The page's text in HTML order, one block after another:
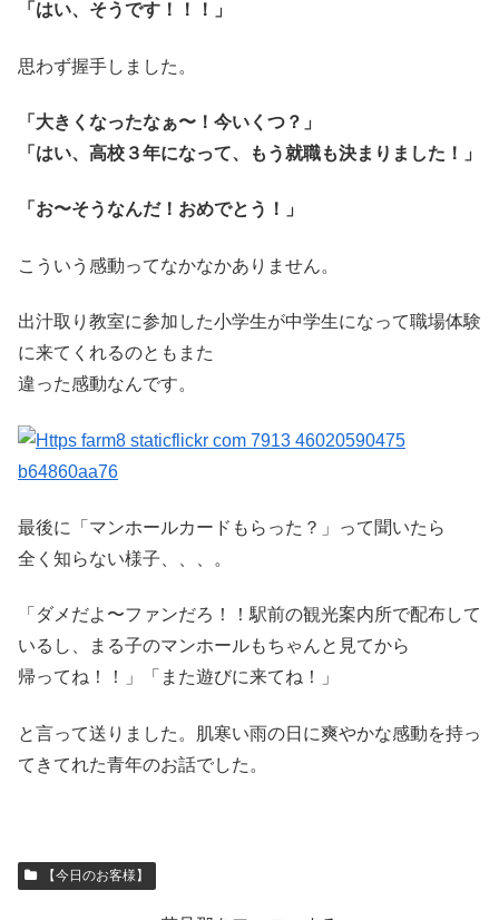
「はい、そうです！！！」
思わず握手しました。
「大きくなったなぁ〜！今いくつ？」
「はい、高校３年になって、もう就職も決まりました！」
「お〜そうなんだ！おめでとう！」
こういう感動ってなかなかありません。
出汁取り教室に参加した小学生が中学生になって職場体験
に来てくれるのともまた
違った感動なんです。
最後に「マンホールカードもらった？」って聞いたら
全く知らない様子、、、。
「ダメだよ〜ファンだろ！！駅前の観光案内所で配布して
いるし、まる子のマンホールもちゃんと見てから
帰ってね！！」「また遊びに来てね！」
と言って送りました。肌寒い雨の日に爽やかな感動を持っ
てきてれた青年のお話でした。
【今日のお客様】